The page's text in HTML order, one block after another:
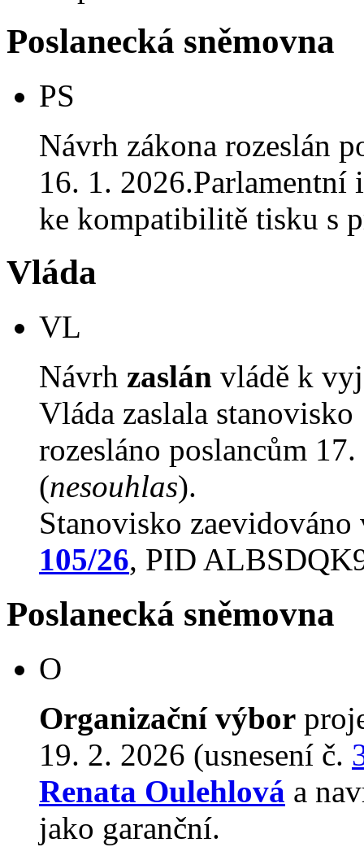
Poslanecká sněmovna
PS
Návrh zákona rozeslán
16. 1.
ke kompatibilitě tisku s
Vláda
VL
Návrh zaslán vládě k
Vláda zaslala
rozesláno poslancům
(nesouhlas).
Stanovisko
105/26, PID
Poslanecká sněmovna
O
Organizační výbor
19. 2. 2026 (usnesení č.
Renata Oulehlová a
jako garanční.